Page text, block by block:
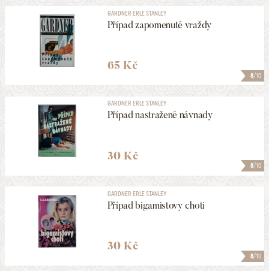
8/10
GARDNER ERLE STANLEY
Případ zapomenuté vraždy
65 Kč
8/10
GARDNER ERLE STANLEY
Případ nastražené návnady
30 Kč
8/10
GARDNER ERLE STANLEY
Případ bigamistovy choti
30 Kč